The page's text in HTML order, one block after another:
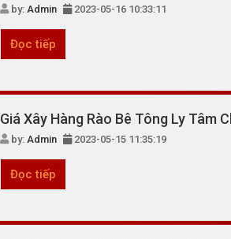
by: Admin 2023-05-16 10:33:11
Đọc tiếp
Giá Xây Hàng Rào Bê Tông Ly Tâm
by: Admin 2023-05-15 11:35:19
Đọc tiếp